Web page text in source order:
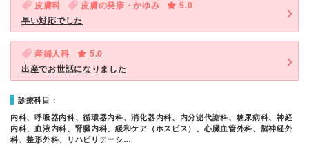
皮膚科 皮膚の発疹・かゆみ
5.0
早い対応でした
産婦人科
5.0
出産でお世話になりました
診療科目：
内科、呼吸器内科、循環器内科、消化器内科、内分泌代謝科、糖尿病科、神経
内科、血液内科、腎臓内科、緩和ケア（ホスピス）、心臓血管外科、脳神経外
科、整形外科、リハビリテーシ…